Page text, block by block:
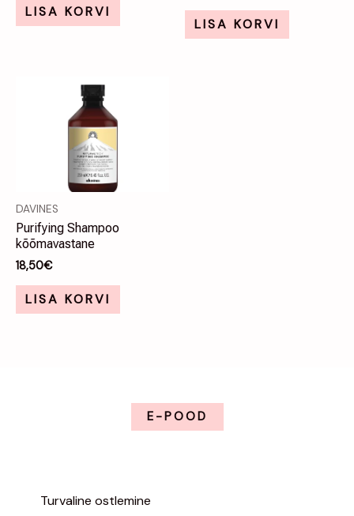
LISA KORVI
LISA KORVI
DAVINES
Purifying Shampoo
kõõmavastane
18,50€
LISA KORVI
E-POOD
Turvaline ostlemine